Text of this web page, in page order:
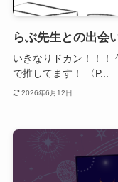
らぶ先生との出会
いきなりドカン！！！
で推してます！ 〈P...
2026年6月12日